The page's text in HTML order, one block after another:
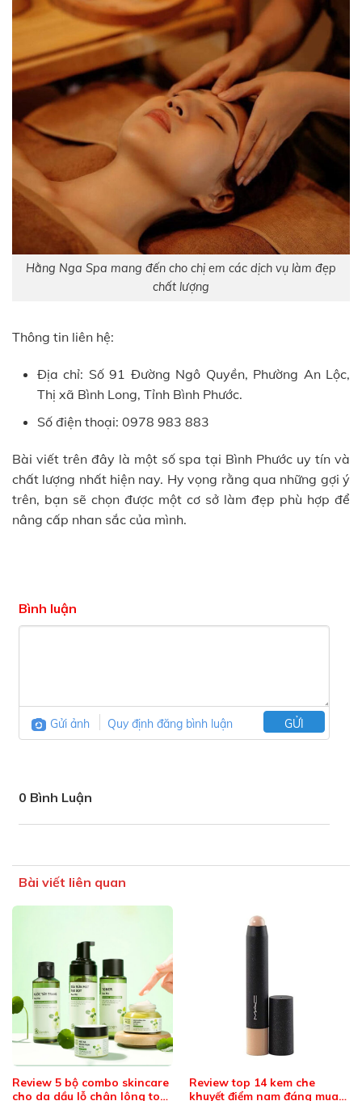
Hằng Nga Spa mang đến cho chị em các dịch vụ làm đẹp
chất lượng
Thông tin liên hệ:
Địa chỉ: Số 91 Đường Ngô Quyền, Phường An Lộc,
Thị xã Bình Long, Tỉnh Bình Phước.
Số điện thoại: 0978 983 883
Bài viết trên đây là một số spa tại Bình Phước uy tín và
chất lượng nhất hiện nay. Hy vọng rằng qua những gợi ý
trên, bạn sẽ chọn được một cơ sở làm đẹp phù hợp để
nâng cấp nhan sắc của mình.
Bình luận
Gửi ảnh Quy định đăng bình luận GỬI
0 Bình Luận
Bài viết liên quan
Review 5 bộ combo skincare
cho da dầu lỗ chân lông to
Review top 14 kem che
khuyết điểm nam đáng mua